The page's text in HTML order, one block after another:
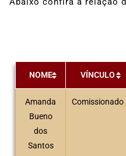
NOME VÍNCULO
Amanda
Bueno
dos
Santos
Comissionado